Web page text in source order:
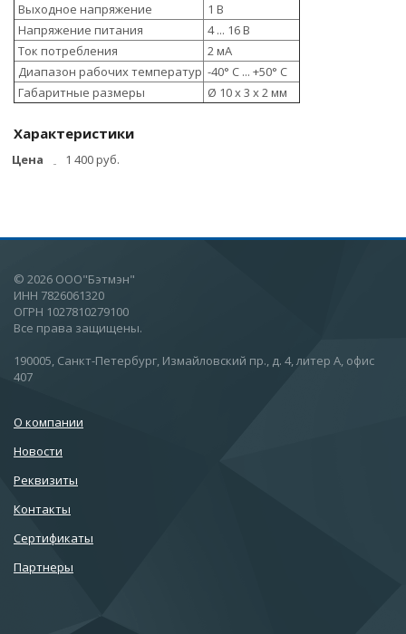
Выходное напряжение
1 В
Напряжение питания
4 ... 16 В
Ток потребления
2 мА
Диапазон рабочих температур -40° С ... +50° С
Габаритные размеры
Ø 10 х 3 х 2 мм
Характеристики
Цена 1 400 руб.
© 2026 ООО"Бэтмэн"
ИНН 7826061320
ОГРН 1027810279100
Все права защищены.
190005, Санкт-Петербург, Измайловский пр., д. 4, литер А, офис
407
О компании
Новости
Реквизиты
Контакты
Сертификаты
Партнеры